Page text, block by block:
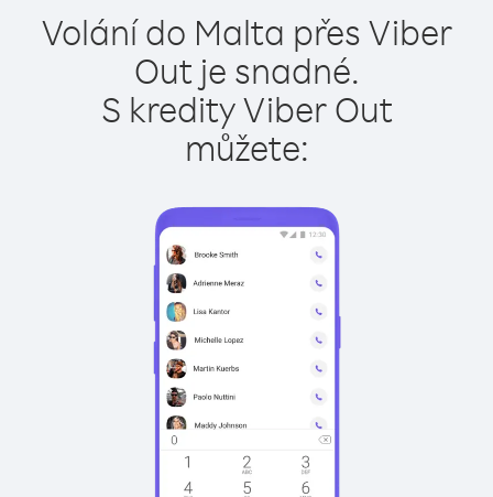
Volání do Malta přes Viber
Out je snadné.
S kredity Viber Out
můžete: